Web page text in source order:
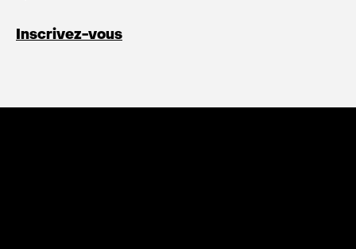
Inscrivez-vous